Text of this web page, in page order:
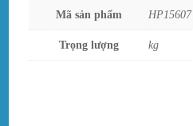
Mã sản phẩm HP15607
Trọng lượng kg